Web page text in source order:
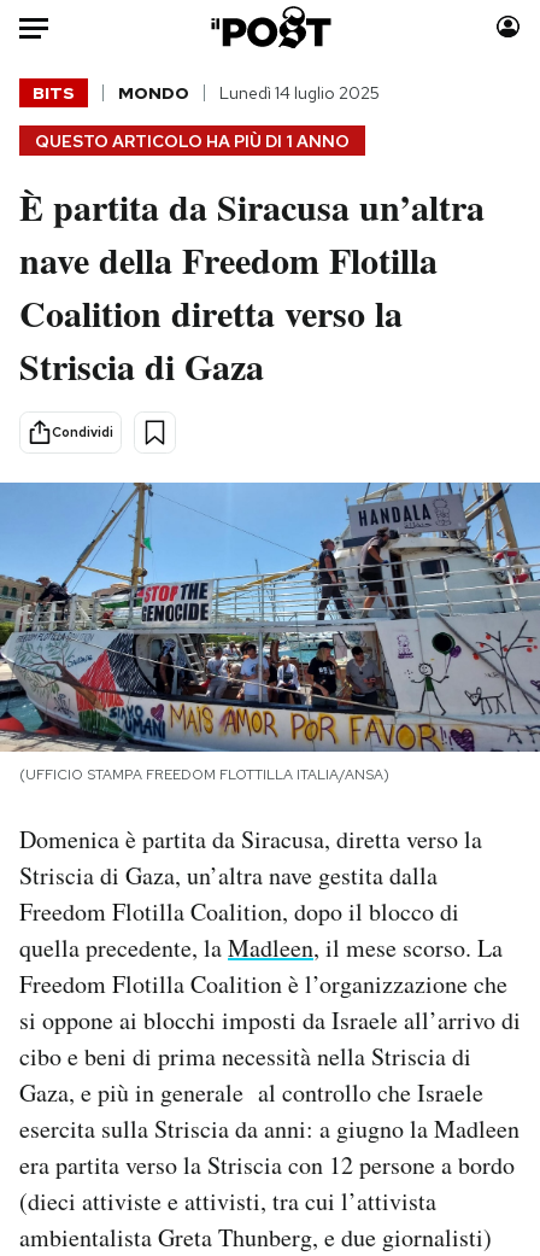
Auto
HOME
Italia
Politica
Tecnologia
Scienza
Cultura
Economia
Sport
Moda
Consumismi
Storie/Idee
Mondiali calcio 2026
PODCAST
NEWSLETTER
I MIEI PREFERITI
SHOP
CALENDARIO
AREA PERSONALE
Newsletter
Notifiche mobile
Regala il Post
Hai bisogno di aiuto?
Esci
QUESTO ARTICOLO HA PIÙ DI 1 ANNO
BITS MONDO Lunedì 14 luglio 2025
È partita da Siracusa un’altra
nave della Freedom Flotilla
Coalition diretta verso la
Striscia di Gaza
Condividi
(UFFICIO STAMPA FREEDOM FLOTTILLA ITALIA/ANSA)
Domenica è partita da Siracusa, diretta verso la
Striscia di Gaza, un’altra nave gestita dalla
Freedom Flotilla Coalition, dopo il blocco di
quella precedente, laMadleen, il mese scorso. La
Freedom Flotilla Coalition è l’organizzazione che
si oppone ai blocchi imposti da Israele all’arrivo di
cibo e beni di prima necessità nella Striscia di
Gaza, e più in generale al controllo che Israele
esercita sulla Striscia da anni: a giugno la Madleen
era partita verso la Striscia con 12 persone a bordo
(dieci attiviste e attivisti, tra cui l’attivista
ambientalista Greta Thunberg, e due giornalisti)